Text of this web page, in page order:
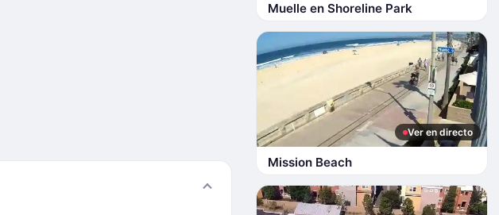
Muelle en Shoreline Park
Ver en directo
Mission Beach